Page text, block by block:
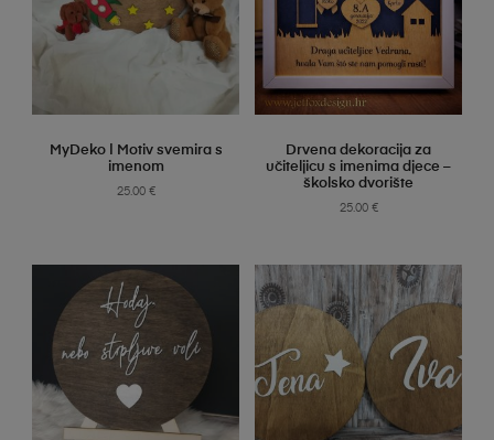
SELECT OPTIONS
MyDeko | Motiv svemira s
imenom
25.00 €
SELECT OPTIONS
Drvena dekoracija za
učiteljicu s imenima djece –
školsko dvorište
25.00 €